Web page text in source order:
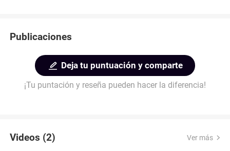
Publicaciones
Deja tu puntuación y comparte
¡Tu puntación y reseña pueden hacer la diferencia!
Videos (2) Ver más